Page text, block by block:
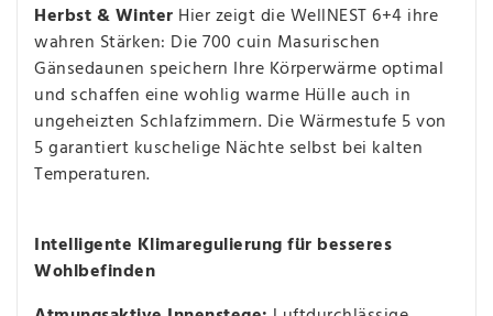
Herbst & Winter Hier zeigt die WellNEST 6+4 ihre
wahren Stärken: Die 700 cuin Masurischen
Gänsedaunen speichern Ihre Körperwärme optimal
und schaffen eine wohlig warme Hülle auch in
ungeheizten Schlafzimmern. Die Wärmestufe 5 von
5 garantiert kuschelige Nächte selbst bei kalten
Temperaturen.
Intelligente Klimaregulierung für besseres
Wohlbefinden